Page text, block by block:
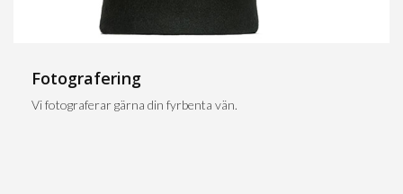
Fotografering
Vi fotograferar gärna din fyrbenta vän.